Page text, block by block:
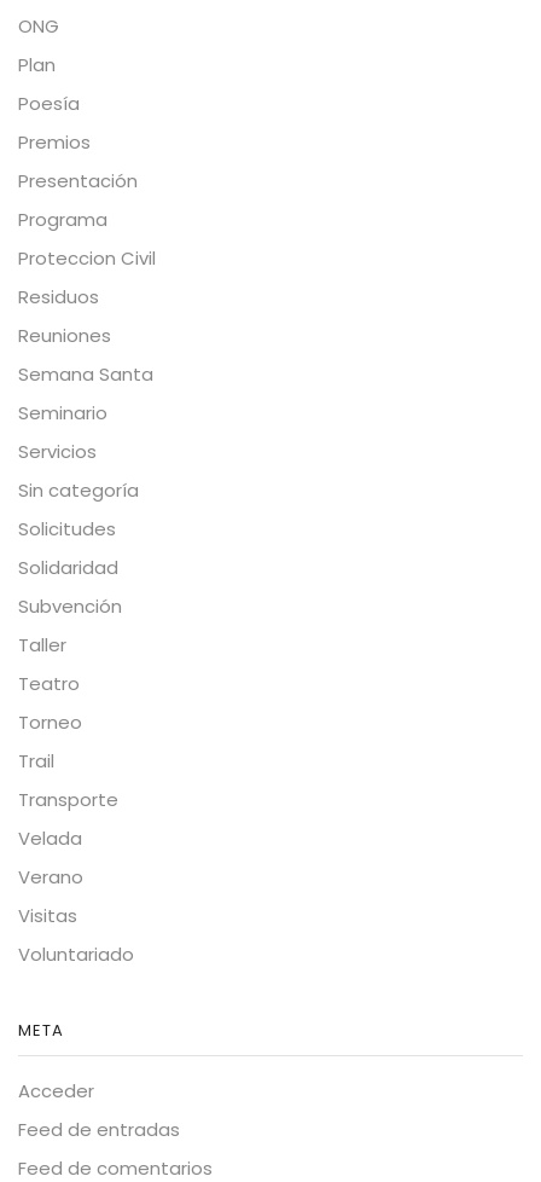
ONG
Plan
Poesía
Premios
Presentación
Programa
Proteccion Civil
Residuos
Reuniones
Semana Santa
Seminario
Servicios
Sin categoría
Solicitudes
Solidaridad
Subvención
Taller
Teatro
Torneo
Trail
Transporte
Velada
Verano
Visitas
Voluntariado
META
Acceder
Feed de entradas
Feed de comentarios